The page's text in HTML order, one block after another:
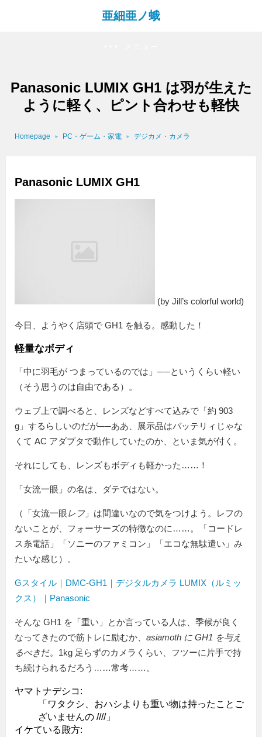
亜細亜ノ蛾
Panasonic LUMIX GH1 は羽が生えた
ように軽く、ピント合わせも軽快
Homepage PC・ゲーム・家電 デジカメ・カメラ
Panasonic LUMIX GH1
(by Jill’s colorful world)
今日、ようやく店頭で GH1 を触る。感動した！
軽量なボディ
「中に羽毛が つまっているのでは」──というくらい軽い
（そう思うのは自由である）。
ウェブ上で調べると、レンズなどすべて込みで「約 903
g」するらしいのだが──ああ、展示品はバッテリィじゃな
くて AC アダプタで動作していたのか、といま気が付く。
それにしても、レンズもボディも軽かった……！
「女流一眼」の名は、ダテではない。
（「女流一眼レフ」は間違いなので気をつけよう。レフの
ないことが、フォーサーズの特徴なのに……。「コードレ
ス糸電話」「ソニーのファミコン」「エコな無駄遣い」み
たいな感じ）。
Gスタイル｜DMC-GH1｜デジタルカメラ LUMIX（ルミッ
クス）｜Panasonic
そんな GH1 を「重い」とか言っている人は、季候が良く
なってきたので筋トレに励むか、 asiamoth に GH1 を与え
るべきだ。1kg 足らずのカメラくらい、フツーに片手で持
ち続けられるだろう……常考……。
ヤマトナデシコ:
「ワタクシ、おハシよりも重い物は持ったことご
ざいませんの ////」
イケている殿方: